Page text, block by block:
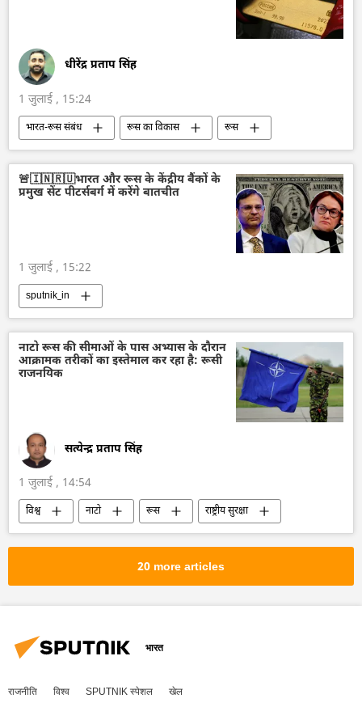
धीरेंद्र प्रताप सिंह
1 जुलाई , 15:24
भारत-रूस संबंध रूस का विकास
रूस
मास्को
भारत
आत्मनिर्भर भारत
भारत का विकास
भारत सरकार
दिल्ली
द्विपक्षीय रिश्ते
द्विपक्षीय व्यापार
🚨🇮🇳🇷🇺भारत और रूस के केंद्रीय बैंकों के
प्रमुख सेंट पीटर्सबर्ग में करेंगे बातचीत
1 जुलाई , 15:22
sputnik_in
नाटो रूस की सीमाओं के पास अभ्यास के दौरान
आक्रामक तरीकों का इस्तेमाल कर रहा है: रूसी
राजनयिक
सत्येन्द्र प्रताप सिंह
1 जुलाई , 14:54
विश्व नाटो रूस
राष्ट्रीय सुरक्षा
रूसी विदेश मंत्रालय
सैन्य अभ्यास
20 more articles
भारत
राजनीति विश्व SPUTNIK स्पेशल खेल